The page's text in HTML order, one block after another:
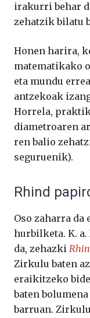
irakurri behar
zehatzik bilatu
Honen harira,
matematikako
eta mundu
antzekoak
Horrela,
diametroaren
ren balio
seguruenik).
Rhind
Oso zaharra da
hurbilketa. K.
da, zehazki
Zirkulu baten
eraikitzeko
baten
barruan.